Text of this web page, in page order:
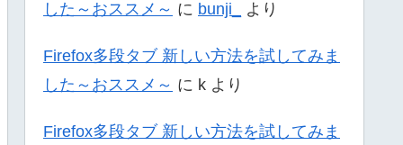
した～おススメ～ に bunji_ より
Firefox多段タブ 新しい方法を試してみま
した～おススメ～ に k より
Firefox多段タブ 新しい方法を試してみま